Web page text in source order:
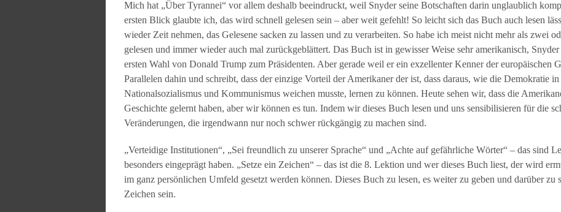
Mich hat „Über Tyrannei“ vor allem deshalb beeindruckt, weil Snyder seine Botschaften darin unglaublich
ersten Blick glaubte ich, das wird schnell gelesen sein – aber weit gefehlt! So leicht sich das Buch auch lesen
wieder Zeit nehmen, das Gelesene sacken zu lassen und zu verarbeiten. So habe ich meist nicht mehr als zwei
gelesen und immer wieder auch mal zurückgeblättert. Das Buch ist in gewisser Weise sehr amerikanisch,
ersten Wahl von Donald Trump zum Präsidenten. Aber gerade weil er ein exzellenter Kenner der europäischen
Parallelen dahin und schreibt, dass der einzige Vorteil der Amerikaner der ist, dass daraus, wie die Demokratie
Nationalsozialismus und Kommunismus weichen musste, lernen zu können. Heute sehen wir, dass die
Geschichte gelernt haben, aber wir können es tun. Indem wir dieses Buch lesen und uns sensibilisieren für die
Veränderungen, die irgendwann nur noch schwer rückgängig zu machen sind.
„Verteidige Institutionen“, „Sei freundlich zu unserer Sprache“ und „Achte auf gefährliche Wörter“ – das sind
besonders eingeprägt haben. „Setze ein Zeichen“ – das ist die 8. Lektion und wer dieses Buch liest, der wird
im ganz persönlichen Umfeld gesetzt werden können. Dieses Buch zu lesen, es weiter zu geben und darüber zu
Zeichen sein.